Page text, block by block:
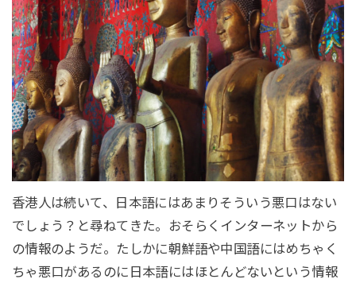
香港人は続いて、日本語にはあまりそういう悪口はない
でしょう？と尋ねてきた。おそらくインターネットから
の情報のようだ。たしかに朝鮮語や中国語にはめちゃく
ちゃ悪口があるのに日本語にはほとんどないという情報